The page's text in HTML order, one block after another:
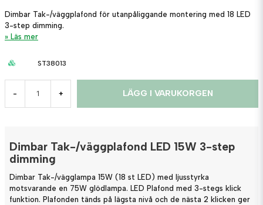
Dimbar Tak-/väggplafond för utanpåliggande montering med 18 LED
3-step dimming.
Läs mer
ST38013
- + LÄGG I VARUKORGEN
Dimbar Tak-/väggplafond LED 15W 3-step
dimming
Dimbar Tak-/vägglampa 15W (18 st LED) med ljusstyrka
motsvarande en 75W glödlampa. LED Plafond med 3-stegs klick
funktion. Plafonden tänds på lägsta nivå och de nästa 2 klicken ger